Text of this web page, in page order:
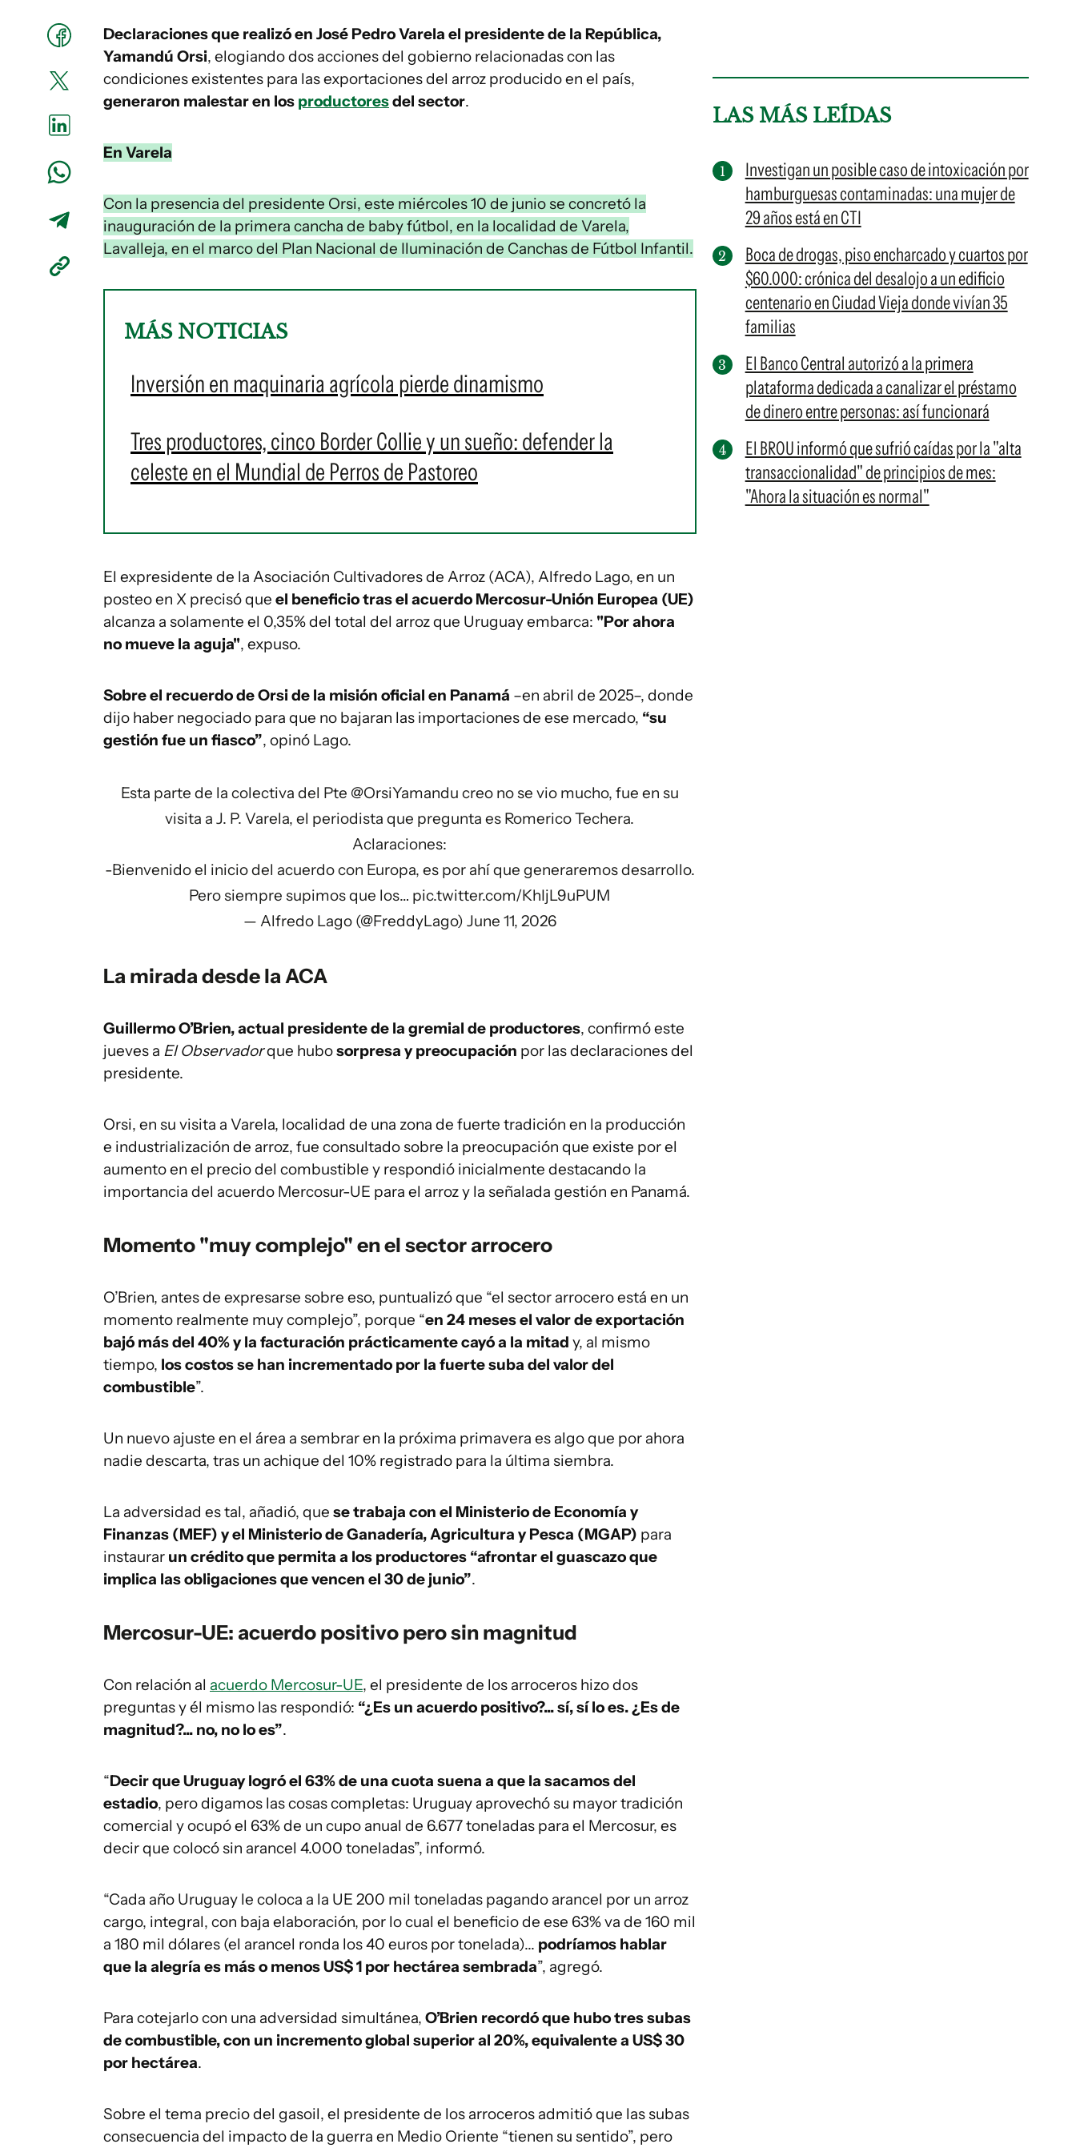
Declaraciones que realizó en José Pedro Varela el presidente de la República,
Yamandú Orsi, elogiando dos acciones del gobierno relacionadas con las
condiciones existentes para las exportaciones del arroz producido en el país,
generaron malestar en los productoresdel sector.
En Varela
Con la presencia del presidente Orsi, este miércoles 10 de junio se concretó la
inauguración de la primera cancha de baby fútbol, en la localidad de Varela,
Lavalleja, en el marco del Plan Nacional de Iluminación de Canchas de Fútbol Infantil.
MÁS NOTICIAS
Inversión en maquinaria agrícola pierde dinamismo
Tres productores, cinco Border Collie y un sueño: defender la
celeste en el Mundial de Perros de Pastoreo
El expresidente de la Asociación Cultivadores de Arroz (ACA), Alfredo Lago, en un
posteo en X precisó que el beneficio tras el acuerdo Mercosur-Unión Europea (UE)
alcanza a solamente el 0,35% del total del arroz que Uruguay embarca: "Por ahora
no mueve la aguja", expuso.
Sobre el recuerdo de Orsi de la misión oficial en Panamá –en abril de 2025–, donde
dijo haber negociado para que no bajaran las importaciones de ese mercado, “su
gestión fue un fiasco”, opinó Lago.
Esta parte de la colectiva del Pte @OrsiYamandu creo no se vio mucho, fue en su
visita a J. P. Varela, el periodista que pregunta es Romerico Techera.
Aclaraciones:
-Bienvenido el inicio del acuerdo con Europa, es por ahí que generaremos desarrollo.
Pero siempre supimos que los… pic.twitter.com/KhIjL9uPUM
— Alfredo Lago (@FreddyLago) June 11, 2026
La mirada desde la ACA
Guillermo O’Brien, actual presidente de la gremial de productores, confirmó este
jueves a El Observadorque hubosorpresa y preocupación por las declaraciones del
presidente.
Orsi, en su visita a Varela, localidad de una zona de fuerte tradición en la producción
e industrialización de arroz, fue consultado sobre la preocupación que existe por el
aumento en el precio del combustible y respondió inicialmente destacando la
importancia del acuerdo Mercosur-UE para el arroz y la señalada gestión en Panamá.
Momento "muy complejo" en el sector arrocero
O’Brien, antes de expresarse sobre eso, puntualizó que “el sector arrocero está en un
momento realmente muy complejo”, porque “en 24 meses el valor de exportación
bajó más del 40% y la facturación prácticamente cayó a la mitad y, al mismo
tiempo, los costos se han incrementado por la fuerte suba del valor del
combustible”.
Un nuevo ajuste en el área a sembrar en la próxima primavera es algo que por ahora
nadie descarta, tras un achique del 10% registrado para la última siembra.
La adversidad es tal, añadió, que se trabaja con el Ministerio de Economía y
Finanzas (MEF) y el Ministerio de Ganadería, Agricultura y Pesca (MGAP) para
instaurar un crédito que permita a los productores “afrontar el guascazo que
implica las obligaciones que vencen el 30 de junio”.
Mercosur-UE: acuerdo positivo pero sin magnitud
Con relación al acuerdo Mercosur-UE, el presidente de los arroceros hizo dos
preguntas y él mismo las respondió: “¿Es un acuerdo positivo?... sí, sí lo es. ¿Es de
magnitud?... no, no lo es”.
“Decir que Uruguay logró el 63% de una cuota suena a que la sacamos del
estadio, pero digamos las cosas completas: Uruguay aprovechó su mayor tradición
comercial y ocupó el 63% de un cupo anual de 6.677 toneladas para el Mercosur, es
decir que colocó sin arancel 4.000 toneladas”, informó.
“Cada año Uruguay le coloca a la UE 200 mil toneladas pagando arancel por un arroz
cargo, integral, con baja elaboración, por lo cual el beneficio de ese 63% va de 160 mil
a 180 mil dólares (el arancel ronda los 40 euros por tonelada)... podríamos hablar
que la alegría es más o menos US$ 1 por hectárea sembrada”, agregó.
Para cotejarlo con una adversidad simultánea, O’Brien recordó que hubo tres subas
de combustible, con un incremento global superior al 20%, equivalente a US$ 30
por hectárea.
Sobre el tema precio del gasoil, el presidente de los arroceros admitió que las subas
consecuencia del impacto de la guerra en Medio Oriente “tienen su sentido”, pero
LAS MÁS LEÍDAS
Investigan un posible caso de intoxicación por
hamburguesas contaminadas: una mujer de
29 años está en CTI
Boca de drogas, piso encharcado y cuartos por
$60.000: crónica del desalojo a un edificio
centenario en Ciudad Vieja donde vivían 35
familias
El Banco Central autorizó a la primera
plataforma dedicada a canalizar el préstamo
de dinero entre personas: así funcionará
El BROU informó que sufrió caídas por la "alta
transaccionalidad" de principios de mes:
"Ahora la situación es normal"